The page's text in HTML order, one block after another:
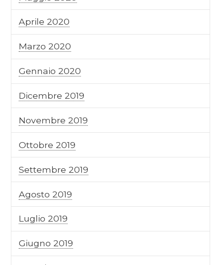
Aprile 2020
Marzo 2020
Gennaio 2020
Dicembre 2019
Novembre 2019
Ottobre 2019
Settembre 2019
Agosto 2019
Luglio 2019
Giugno 2019